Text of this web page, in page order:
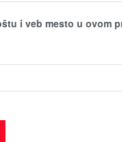
i veb mesto u